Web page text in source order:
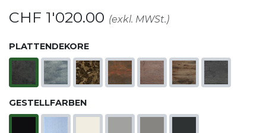
CHF 1'020.00 (exkl. MWSt.)
PLATTENDEKORE
GESTELLFARBEN